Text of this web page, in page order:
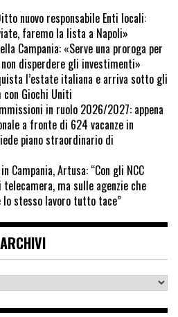
nuovo responsabile Enti locali:
faremo la lista a Napoli»
Campania: «Serve una proroga per
disperdere gli investimenti»
l’estate italiana e arriva sotto gli
Giochi Uniti
in ruolo 2026/2027: appena
a fronte di 624 vacanze in
piano straordinario di
Campania, Artusa: “Con gli NCC
ma sulle agenzie che
stesso lavoro tutto tace”
ARCHIVI